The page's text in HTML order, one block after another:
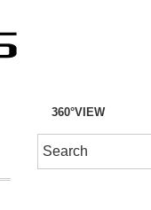
360°VIEW